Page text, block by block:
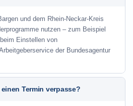
und dem Rhein-Neckar-Kreis
nutzen – zum Beispiel
Einstellen von
der Bundesagentur
Termin verpasse?